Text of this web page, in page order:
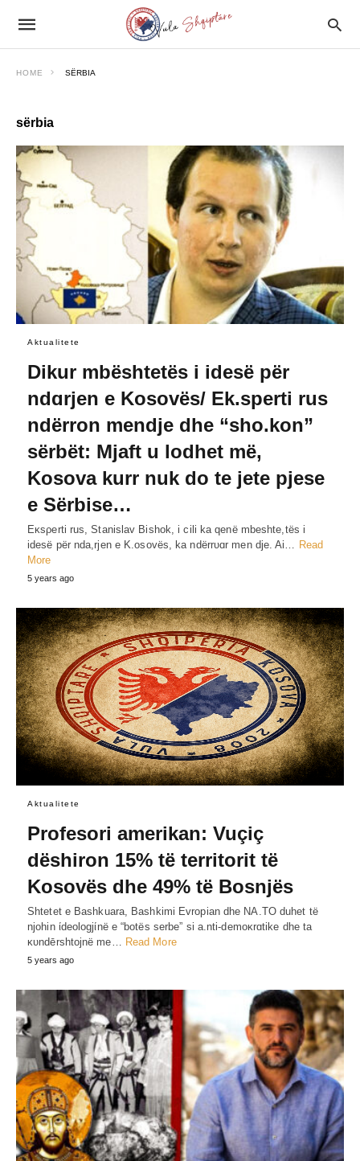
HOME SËRBIA
sërbia
Aktualitete
Dikur mbështetës i idesë për
ndɑrjen e Kosovës/ Ek.sperti rus
ndërron mendje dhe “sho.kon”
sërbët: Mjaft u lodhet më,
Kosova kurr nuk do te jete pjese
e Sërbise…
Eκsρerti rus, Stanislav Bishok, i cili ka qenë mbeshte,tës i
idesë për nda,rjen e K.osovës, ka ndërrυɑr men dje. Ai… Read
More
5 years ago
Aktualitete
Profesori amerikan: Vuçiç
dëshiron 15% të territorit të
Kosovës dhe 49% të Bosnjës
Shtetet e Bashkuara, Bashkimi Evropian dhe NA.TO duhet të
njohin ίdeologjίnë e “botës serbe” si a.nti-demoκrɑtike dhe ta
κυndērshtojnë me… Read More
5 years ago